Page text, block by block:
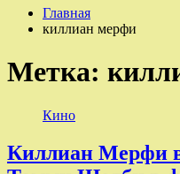
Главная
киллиан мерфи
Метка:
Кино
Киллиан Мерфи